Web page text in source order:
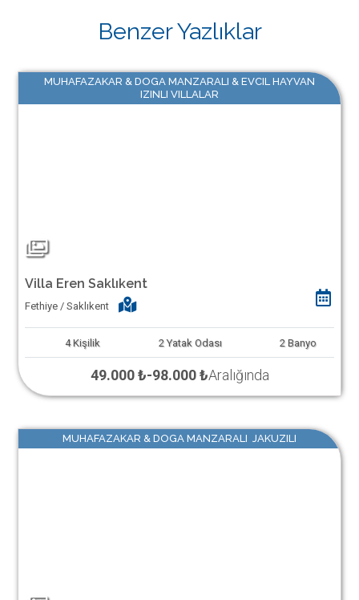
Benzer Yazlıklar
MUHAFAZAKAR & DOGA MANZARALI & EVCIL HAYVAN
IZINLI VILLALAR
Villa Eren Saklıkent
Fethiye / Saklıkent
4 Kişilik 2 Yatak Odası 2 Banyo
49.000 ₺-98.000 ₺Aralığında
MUHAFAZAKAR & DOGA MANZARALI JAKUZILI